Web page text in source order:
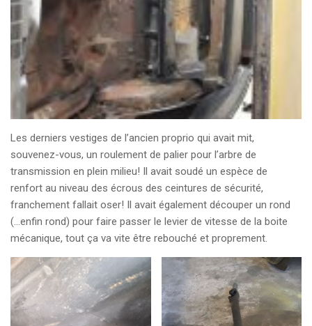
Les derniers vestiges de l’ancien proprio qui avait mit,
souvenez-vous, un roulement de palier pour l’arbre de
transmission en plein milieu! Il avait soudé un espèce de
renfort au niveau des écrous des ceintures de sécurité,
franchement fallait oser! Il avait également découper un rond
(…enfin rond) pour faire passer le levier de vitesse de la boite
mécanique, tout ça va vite être rebouché et proprement.